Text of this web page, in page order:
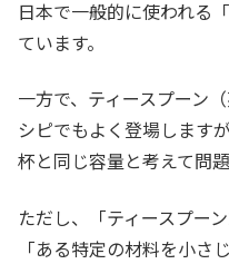
日本で一般的に使われる
ています。
一方で、ティースプーン
シピでもよく登場します
杯と同じ容量と考えて問
ただし、「ティースプー
「ある特定の材料を小さ